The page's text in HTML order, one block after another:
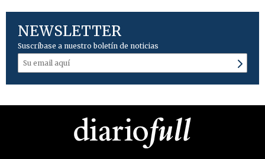
NEWSLETTER
Suscríbase a nuestro boletín de noticias